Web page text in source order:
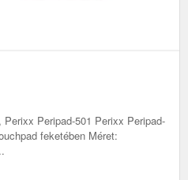
Peripad-501 Perixx Peripad-
feketében Méret: